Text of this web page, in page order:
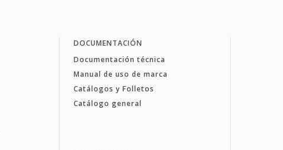
DOCUMENTACIÓN
Documentación técnica
Manual de uso de marca
Catálogos y Folletos
Catálogo general